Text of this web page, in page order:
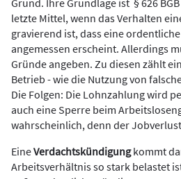
letzte Mittel, wenn das Verhalten
gravierend ist, dass eine
angemessen erscheint. Allerdings
Gründe angeben. Zu diesen zählt
Betrieb - wie die Nutzung von
Die Folgen: Die Lohnzahlung wird
auch eine Sperre beim
wahrscheinlich, denn der
EineVerdachtskündigungkommt
Arbeitsverhältnis so stark belastet